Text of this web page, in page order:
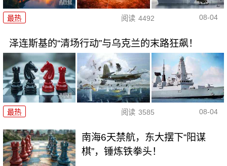
最热 阅读 4492 08-04
泽连斯基的“清场行动”与乌克兰的末路狂飙！
最热 阅读 3585 08-04
南海6天禁航，东大摆下“阳谋
棋”，锤炼铁拳头！